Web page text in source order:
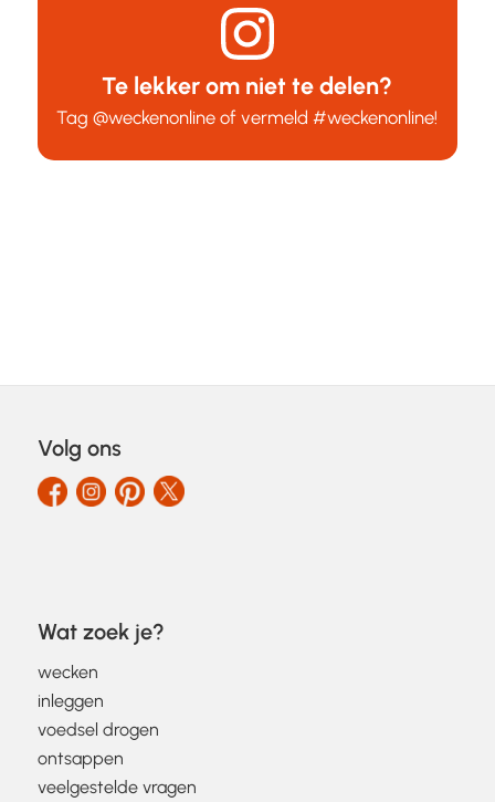
Te lekker om niet te delen?
Tag@weckenonline of vermeld#weckenonline!
Volg ons
Wat zoek je?
wecken
inleggen
voedsel drogen
ontsappen
veelgestelde vragen